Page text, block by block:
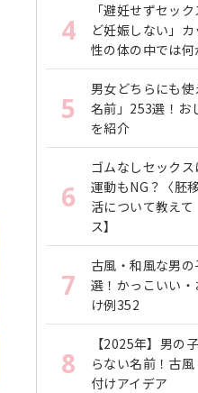
4
「避妊せずセッ
ど妊娠しない」
性の体の中では
5
男女どちらにも
名前」253選！お
を紹介
6
ゴムなしセック
運動もNG？〈胚
活について教え
ス】
7
古風・和風な男
選！かっこいい
け例352
8
【2025年】男の
らない名前！古
付けアイデア